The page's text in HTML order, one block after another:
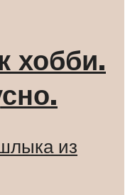
хобби.